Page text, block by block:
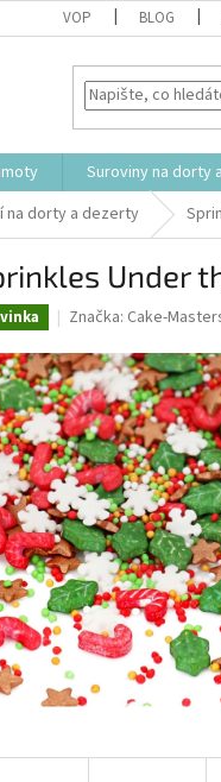
VOP BLOG
Suroviny na dorty
na dorty a dezerty
Under
Značka: Cake-